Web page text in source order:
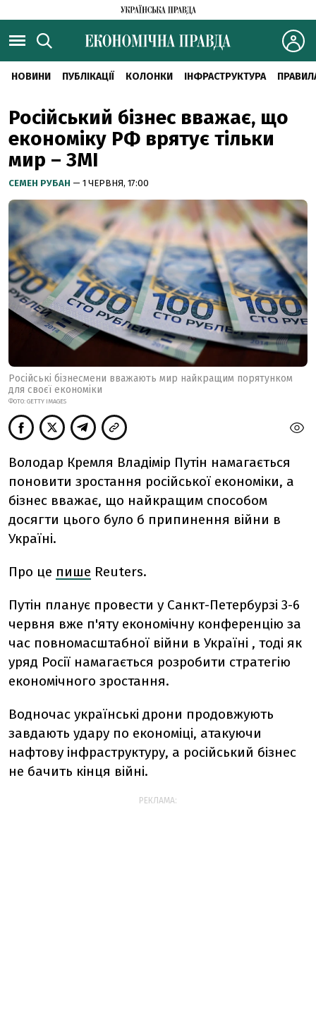
НОВИНИ ПУБЛІКАЦІЇ КОЛОНКИ ІНФРАСТРУКТУРА
Російський бізнес вважає, що
економіку РФ врятує тільки
мир – ЗМІ
СЕМЕН РУБАН — 1 ЧЕРВНЯ, 17:00
Російські бізнесмени вважають мир найкращим порятунком
для своєї економіки
ФОТО: GETTY IMAGES
Володар Кремля Владімір Путін намагається
поновити зростання російської економіки, а
бізнес вважає, що найкращим способом
досягти цього було б припинення війни в
Україні.
Про це пише Reuters.
Путін планує провести у Санкт-Петербурзі 3-6
червня вже п'яту економічну конференцію за
час повномасштабної війни в Україні , тоді як
уряд Росії намагається розробити стратегію
економічного зростання.
Водночас українські дрони продовжують
завдають удару по економіці, атакуючи
нафтову інфраструктуру, а російський бізнес
не бачить кінця війні.
РЕКЛАМА: